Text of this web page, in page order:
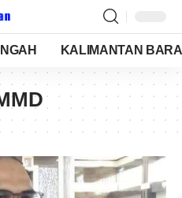
KALIMANTAN